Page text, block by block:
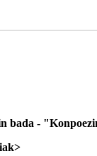
bada -
>